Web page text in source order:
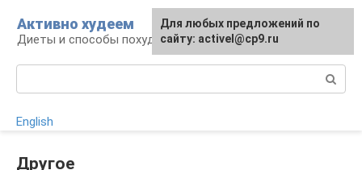
контенту
Активно худеем
Диеты и способы похудения
English
Другое
Для любых предложений по
сайту: activel@cp9.ru